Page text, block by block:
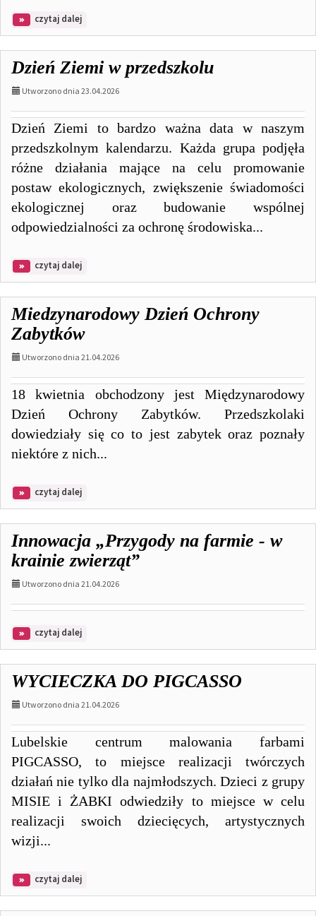
czytaj dalej
reprezentanci
przedszkola
Dzień Ziemi w przedszkolu
Utworzono dnia 23.04.2026
Dzień Ziemi to bardzo ważna data w naszym
przedszkolnym kalendarzu. Każda grupa podjęła
różne działania mające na celu promowanie
postaw ekologicznych, zwiększenie świadomości
ekologicznej oraz budowanie wspólnej
odpowiedzialności za ochronę środowiska...
czytaj dalej
w
przedszkolu
Miedzynarodowy Dzień Ochrony
Zabytków
Utworzono dnia 21.04.2026
18 kwietnia obchodzony jest Międzynarodowy
Dzień Ochrony Zabytków. Przedszkolaki
dowiedziały się co to jest zabytek oraz poznały
niektóre z nich...
czytaj dalej
Ochrony
Zabytków
Innowacja „Przygody na farmie - w
krainie zwierząt”
Utworzono dnia 21.04.2026
czytaj dalej
na
-
krainie
zwierząt”
WYCIECZKA DO PIGCASSO
Utworzono dnia 21.04.2026
Lubelskie centrum malowania farbami
PIGCASSO, to miejsce realizacji twórczych
działań nie tylko dla najmłodszych. Dzieci z grupy
MISIE i ŻABKI odwiedziły to miejsce w celu
realizacji swoich dziecięcych, artystycznych
wizji...
czytaj dalej